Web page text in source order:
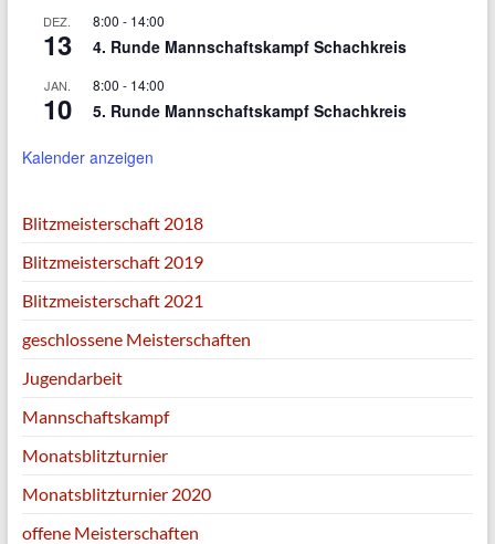
DEZ.
13
8:00 - 14:00
4. Runde Mannschaftskampf Schachkreis
JAN.
10
8:00 - 14:00
5. Runde Mannschaftskampf Schachkreis
Kalender anzeigen
Blitzmeisterschaft 2018
Blitzmeisterschaft 2019
Blitzmeisterschaft 2021
geschlossene Meisterschaften
Jugendarbeit
Mannschaftskampf
Monatsblitzturnier
Monatsblitzturnier 2020
offene Meisterschaften